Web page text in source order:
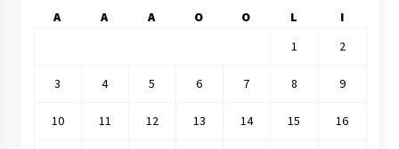
A A A O O L
I
1
2
3 4 5 6 7 8 9
10 11 12 13 14 15 16